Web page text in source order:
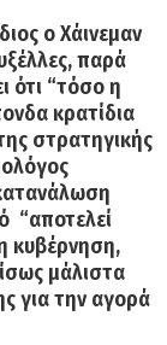
ο Χάινεμαν
παρά
ότι “τόσο η
κρατίδια
στρατηγικής
“αποτελεί
κυβέρνηση,
μάλιστα
για την αγορά